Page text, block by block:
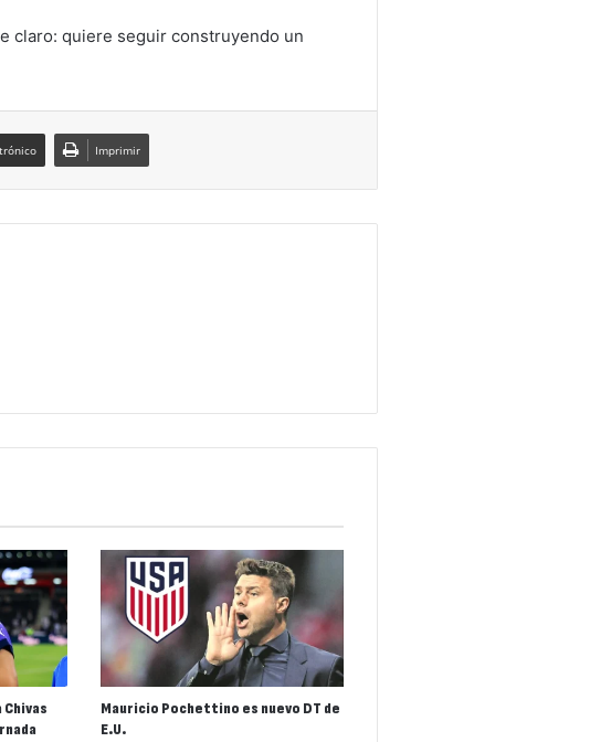
claro: quiere seguir construyendo un
Imprimir
Chivas
Mauricio Pochettino es nuevo DT de
E.U.